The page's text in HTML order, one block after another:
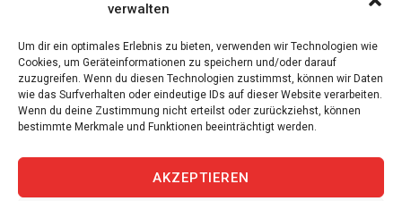
verwalten
Um dir ein optimales Erlebnis zu bieten, verwenden wir Technologien wie
Cookies, um Geräteinformationen zu speichern und/oder darauf
zuzugreifen. Wenn du diesen Technologien zustimmst, können wir Daten
wie das Surfverhalten oder eindeutige IDs auf dieser Website verarbeiten.
Wenn du deine Zustimmung nicht erteilst oder zurückziehst, können
bestimmte Merkmale und Funktionen beeinträchtigt werden.
AKZEPTIEREN
iPersonal
Bewertungen auf ProvenExpert.com
Temporär & Dauerstellen Schweizweit